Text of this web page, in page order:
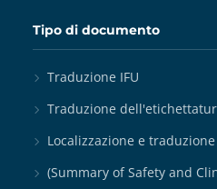
Tipo di documento
Traduzione IFU
Traduzione
Localizzazione e
(Summary of Safety and